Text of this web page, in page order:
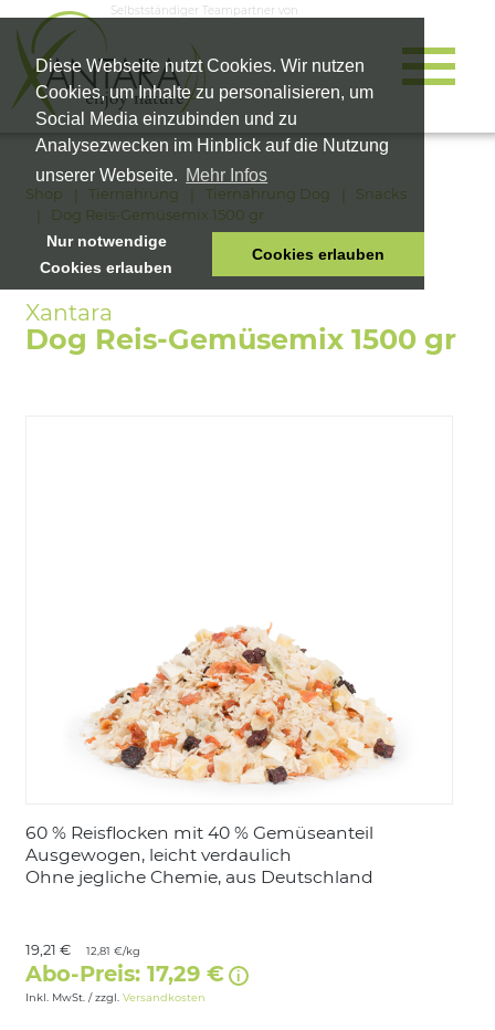
Diese Webseite nutzt Cookies. Wir nutzen
Cookies, um Inhalte zu personalisieren, um
Social Media einzubinden und zu
Analysezwecken im Hinblick auf die Nutzung
unserer Webseite. Mehr Infos
Nur notwendige
Cookies erlauben
Cookies erlauben
Selbstständiger Teampartner von
HOME
TIERNAHRUNG
VITALPRODUKTE
Shop Tiernahrung Tiernahrung Dog
Snacks
Dog Reis-Gemüsemix 1500 gr
Dog Reis-Gemüsemix 1500 gr
60 % Reisflocken mit 40 % Gemüseanteil
Ausgewogen, leicht verdaulich
Ohne jegliche Chemie, aus Deutschland
19,21 € 12,81 €/kg
Abo-Preis: 17,29 €
Inkl. MwSt. / zzgl. Versandkosten